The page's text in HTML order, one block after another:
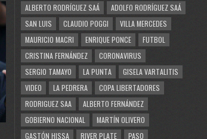
ALBERTO RODRÍGUEZ SAÁ
ADOLFO RODRÍGUEZ SAÁ
SAN LUIS
CLAUDIO POGGI
VILLA MERCEDES
MAURICIO MACRI
ENRIQUE PONCE
FUTBOL
CRISTINA FERNÁNDEZ
CORONAVIRUS
SERGIO TAMAYO
LA PUNTA
GISELA VARTALITIS
VIDEO
LA PEDRERA
COPA LIBERTADORES
RODRIGUEZ SAA
ALBERTO FERNÁNDEZ
GOBIERNO NACIONAL
MARTÍN OLIVERO
GASTÓN HISSA
RIVER PLATE
PASO